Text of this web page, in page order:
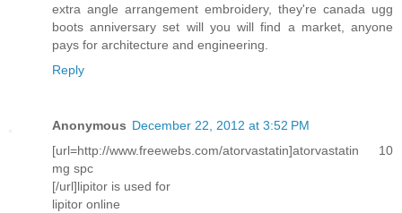
extra angle arrangement embroidery, they're canada ugg
boots anniversary set will you will find a market, anyone
pays for architecture and engineering.
Reply
Anonymous December 22, 2012 at 3:52 PM
[url=http://www.freewebs.com/atorvastatin]atorvastatin 10
mg spc
[/url]lipitor is used for
lipitor online